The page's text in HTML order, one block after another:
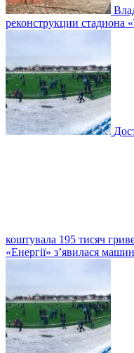
реконструкции стадиона
коштувала 195 тисяч
«Енергії» з’явилася